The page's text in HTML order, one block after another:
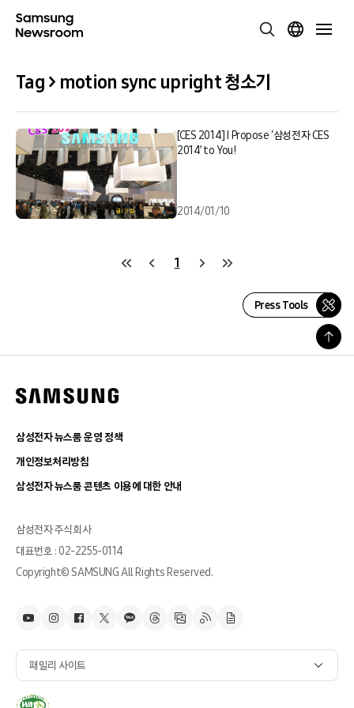
Tag > motion sync upright 청소기
[CES 2014] I Propose ‘삼성전자 CES
2014’ to You!
2014/01/10
1
Press Tools
삼성전자 뉴스룸 운영 정책
개인정보처리방침
삼성전자 뉴스룸 콘텐츠 이용에 대한 안내
삼성전자 주식회사
대표번호 : 02-2255-0114
Copyright© SAMSUNG All Rights Reserved.
패밀리 사이트